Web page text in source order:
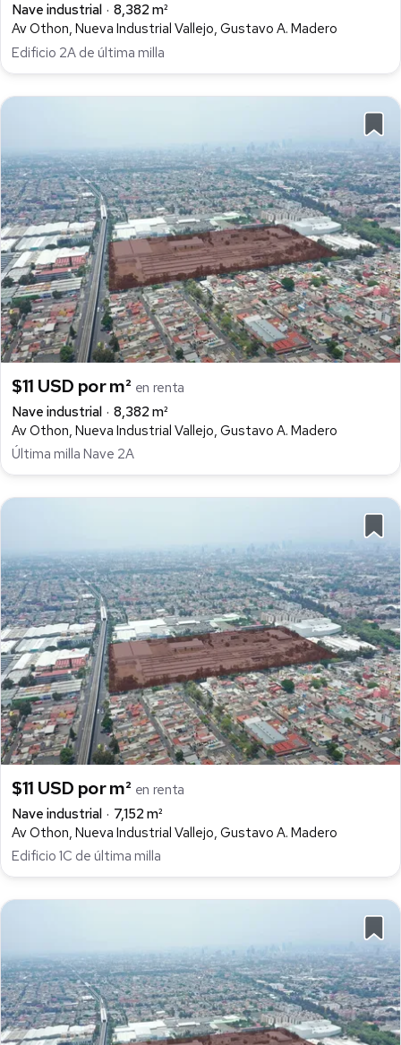
Nave industrial
8,382 m²
Av Othon, Nueva Industrial Vallejo, Gustavo A. Madero
Edificio 2A de última milla
$11 USD por m² en renta
Nave industrial
8,382 m²
Av Othon, Nueva Industrial Vallejo, Gustavo A. Madero
Última milla Nave 2A
$11 USD por m² en renta
Nave industrial
7,152 m²
Av Othon, Nueva Industrial Vallejo, Gustavo A. Madero
Edificio 1C de última milla